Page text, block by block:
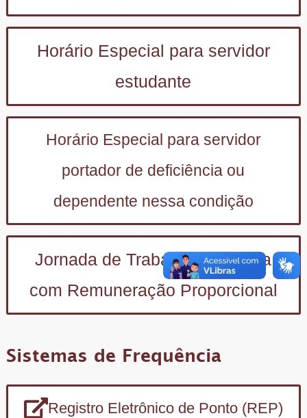
Horário Especial para servidor
estudante
Horário Especial para servidor
portador de deficiência ou
dependente nessa condição
Jornada de Trabalho Reduzida
com Remuneração Proporcional
Sistemas de Frequência
Registro Eletrônico de Ponto (REP)